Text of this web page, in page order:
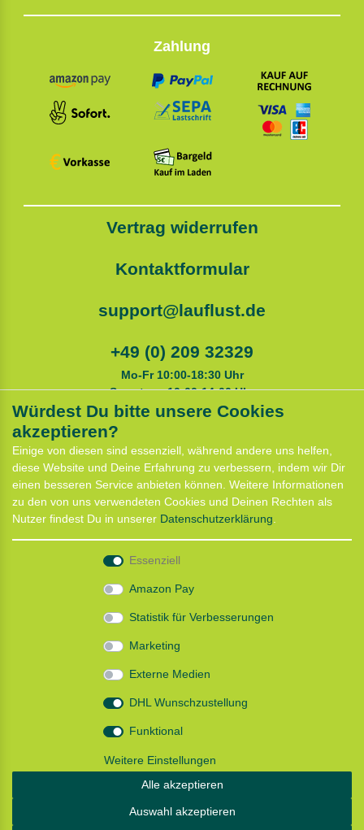
Zahlung
Vertrag widerrufen
Kontaktformular
support@lauflust.de
+49 (0) 209 32329
Mo-Fr 10:00-18:30 Uhr
Samstags 10:00-14:00 Uhr
Anfahrt
Kontaktformular
Termin für Hundeberatung
CaniX Seminare
Lauf Seminar
Laufen mit Lauflust
Batterieentsorgung
Daten­schutz­erklärung
AGB
Würdest Du bitte unsere Cookies
akzeptieren?
Einige von diesen sind essenziell, während andere uns helfen,
diese Website und Deine Erfahrung zu verbessern, indem wir Dir
einen besseren Service anbieten können. Weitere Informationen
zu den von uns verwendeten Cookies und Deinen Rechten als
Nutzer findest Du in unserer Daten­schutz­erklärung
Essenziell
Amazon Pay
Statistik für Verbesserungen
Marketing
Externe Medien
DHL Wunschzustellung
Funktional
Weitere Einstellungen
Alle akzeptieren
Auswahl akzeptieren